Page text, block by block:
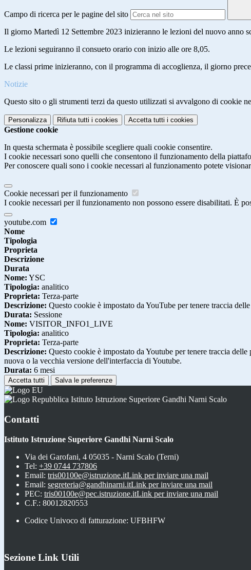
Campo di ricerca per le pagine del sito
Il giorno Martedì 12 Settembre 2023 inizieranno le lezioni del nuovo anno
Le lezioni seguiranno il consueto orario con inizio alle ore 8,05.
Le classi prime inizieranno, con il programma di accoglienza, il giorno
Notizie
Questo sito o gli strumenti terzi da questo utilizzati si avvalgono di cookie
Personalizza Rifiuta tutti i cookies Accetta tutti i cookies
Gestione cookie
In questa schermata è possibile scegliere quali cookie consentire.
I cookie necessari sono quelli che consentono il funzionamento della
Per conoscere quali sono i cookie necessari al funzionamento potete
Cookie necessari per il funzionamento
I cookie necessari per il funzionamento non possono essere disabilitati. È
youtube.com
Nome
Tipologia
Proprieta
Descrizione
Durata
Nome: YSC
Tipologia: analitico
Proprieta: Terza-parte
Descrizione: Questo cookie è impostato da YouTube per tenere traccia
Durata: Sessione
Nome: VISITOR_INFO1_LIVE
Tipologia: analitico
Proprieta: Terza-parte
Descrizione: Questo cookie è impostato da Youtube per tenere traccia
nuova o la vecchia versione dell'interfaccia di Youtube.
Durata: 6 mesi
Accetta tutti Salva le preferenze
Istituto Istruzione Superiore Gandhi Narni Scalo
Contatti
Istituto Istruzione Superiore Gandhi Narni Scalo
Via dei Garofani, 4 05035 - Narni Scalo (Terni)
Tel: +39 0744 737806
Email: tris00100e@istruzione.itLink per inviare una mail
Email: segreteria@gandhinarni.itLink per inviare una mail
PEC: tris00100e@pec.istruzione.itLink per inviare una mail
C.F.: 80012820553
Codice Univoco di fatturazione: UFBHFW
Sezione Link Utili